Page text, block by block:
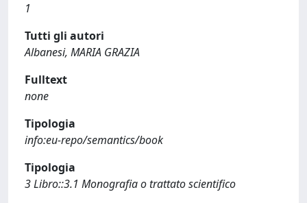
1
Tutti gli autori
Albanesi, MARIA GRAZIA
Fulltext
none
Tipologia
info:eu-repo/semantics/book
Tipologia
3 Libro::3.1 Monografia o trattato scientifico